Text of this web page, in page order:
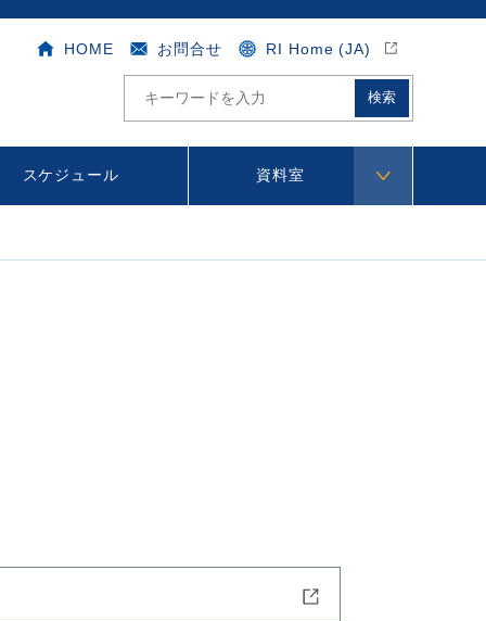
HOME お問合せ RI Home (JA)
イ
内
スケジュール 資料室